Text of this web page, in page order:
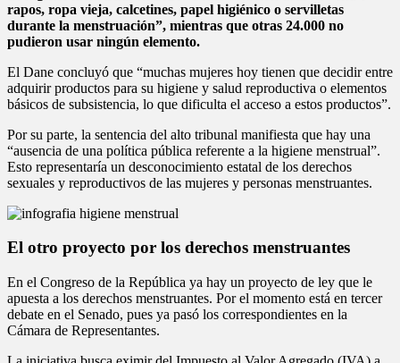
rapos, ropa vieja, calcetines, papel higiénico o servilletas
durante la menstruación”, mientras que otras 24.000 no
pudieron usar ningún elemento.
El Dane concluyó que “muchas mujeres hoy tienen que decidir entre
adquirir productos para su higiene y salud reproductiva o elementos
básicos de subsistencia, lo que dificulta el acceso a estos productos”.
Por su parte, la sentencia del alto tribunal manifiesta que hay una
“ausencia de una política pública referente a la higiene menstrual”.
Esto representaría un desconocimiento estatal de los derechos
sexuales y reproductivos de las mujeres y personas menstruantes.
El otro proyecto por los derechos menstruantes
En el Congreso de la República ya hay un proyecto de ley que le
apuesta a los derechos menstruantes. Por el momento está en tercer
debate en el Senado, pues ya pasó los correspondientes en la
Cámara de Representantes.